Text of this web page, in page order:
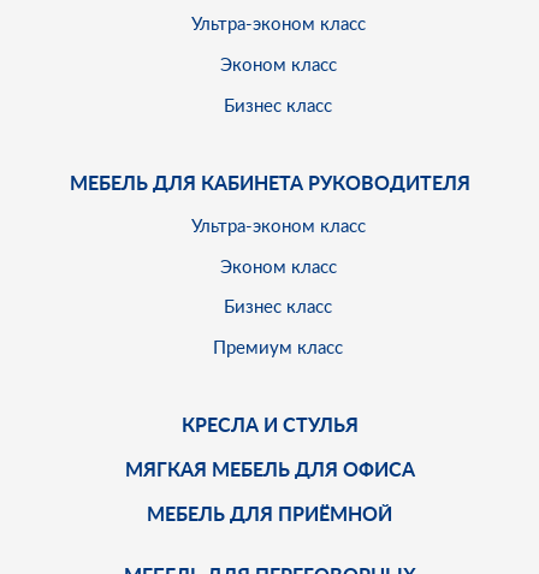
Ультра-эконом класс
Эконом класс
Бизнес класс
МЕБЕЛЬ ДЛЯ КАБИНЕТА РУКОВОДИТЕЛЯ
Ультра-эконом класс
Эконом класс
Бизнес класс
Премиум класс
КРЕСЛА И СТУЛЬЯ
МЯГКАЯ МЕБЕЛЬ ДЛЯ ОФИСА
МЕБЕЛЬ ДЛЯ ПРИЁМНОЙ